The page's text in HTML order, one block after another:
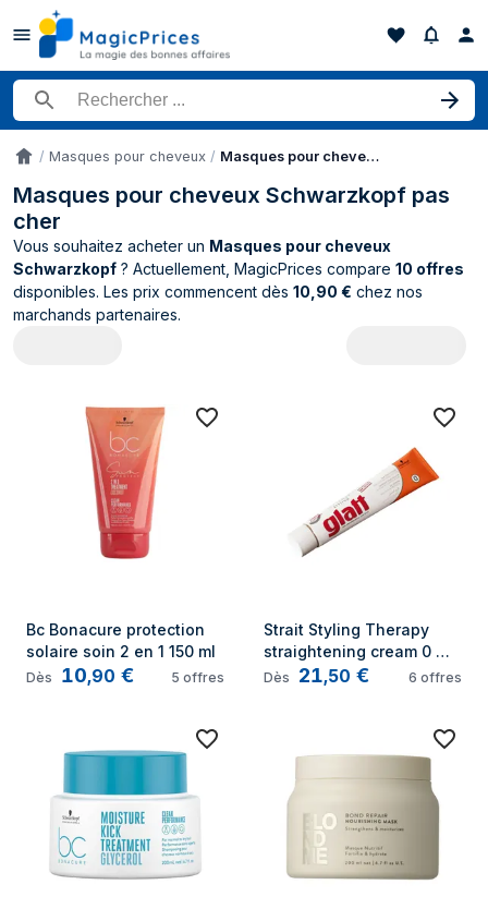
Rechercher un produit
AccueilMasques pour cheveux Masques pour cheveux Schwarzkopf
Masques pour cheveux Schwarzkopf pas
cher
Vous souhaitez acheter un Masques pour cheveux
Schwarzkopf ? Actuellement, MagicPrices compare 10 offres
disponibles. Les prix commencent dès 10,90 € chez nos
marchands partenaires.
Catalogue Schwarzkopf Masques
Bc Bonacure protection
solaire soin 2 en 1 150 ml
Dès 10,90 € 5 offres
Strait Styling Therapy
straightening cream 0
300 ml
Dès 21,50 € 6 offres